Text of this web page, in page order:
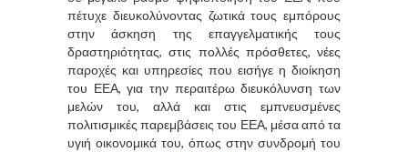
πέτυχε διευκολύνοντας ζωτικά τους εμπόρους
στην άσκηση της επαγγελματικής τους
δραστηριότητας, στις πολλές πρόσθετες, νέες
παροχές και υπηρεσίες που εισήγε η διοίκηση
του ΕΕΑ, για την περαιτέρω διευκόλυνση των
μελών του, αλλά και στις εμπνευσμένες
πολιτισμικές παρεμβάσεις του ΕΕΑ, μέσα από τα
υγιή οικονομικά του, όπως στην συνδρομή του